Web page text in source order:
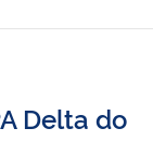
Delta do